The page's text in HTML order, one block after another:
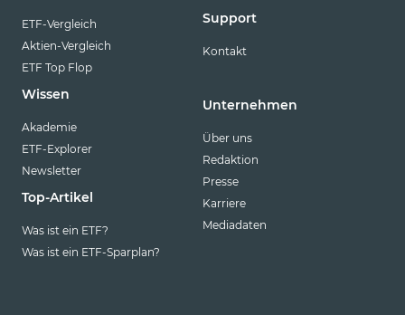
ETF-Vergleich
Aktien-Vergleich
ETF Top Flop
Wissen
Akademie
ETF-Explorer
Newsletter
Top-Artikel
Was ist ein ETF?
Was ist ein ETF-Sparplan?
Support
Kontakt
Unternehmen
Über uns
Redaktion
Presse
Karriere
Mediadaten